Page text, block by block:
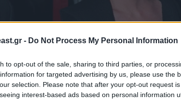
- Do Not Process My Personal Information
to opt-out of the sale, sharing to third parties, or
for targeted advertising by us, please use the
selection. Please note that after your opt-out request
interest-based ads based on personal information